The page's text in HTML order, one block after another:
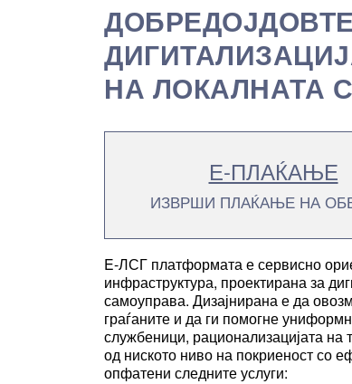
НА ЛОКАЛНАТА
Е-ПЛАЌАЊЕ
ИЗВРШИ ПЛАЌАЊЕ НА
E-ЛСГ платформата е сервисно
инфраструктура, проектирана за
самоуправа. Дизајнирана е да
граѓаните и да ги помогне
службеници, рационализацијата
од ниското ниво на покриеност со
опфатени следните услуги: